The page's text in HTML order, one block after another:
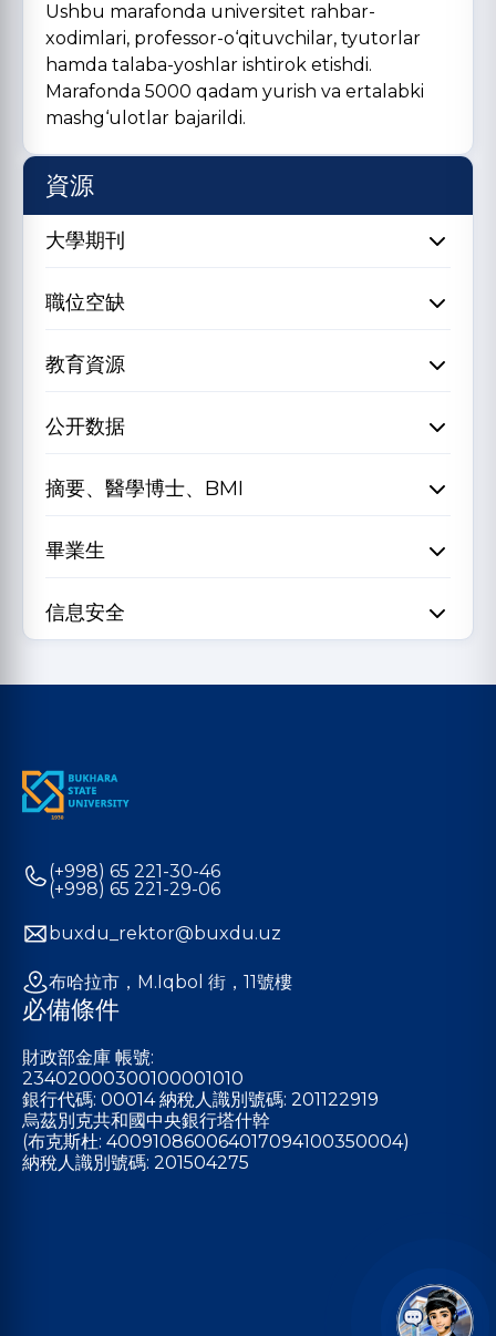
Ushbu marafonda universitet rahbar-
xodimlari, professor-o‘qituvchilar, tyutorlar
hamda talaba-yoshlar ishtirok etishdi.
Marafonda 5000 qadam yurish va ertalabki
mashg‘ulotlar bajarildi.
資源
大學期刊
職位空缺
教育資源
公开数据
摘要、醫學博士、BMI
畢業生
信息安全
(+998) 65 221-30-46
(+998) 65 221-29-06
buxdu_rektor@buxdu.uz
布哈拉市，M.Iqbol 街，11號樓
必備條件
財政部金庫 帳號:
23402000300100001010
銀行代碼: 00014 納稅人識別號碼: 201122919
烏茲別克共和國中央銀行塔什幹
(布克斯杜: 400910860064017094100350004)
納稅人識別號碼: 201504275